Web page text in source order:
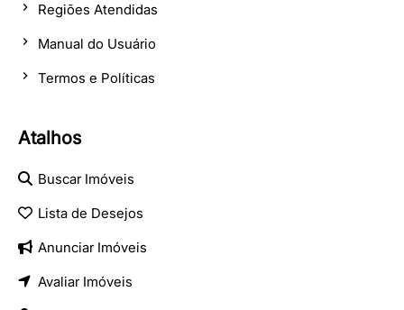
Regiões Atendidas
Manual do Usuário
Termos e Políticas
Atalhos
Buscar Imóveis
Lista de Desejos
Anunciar Imóveis
Avaliar Imóveis